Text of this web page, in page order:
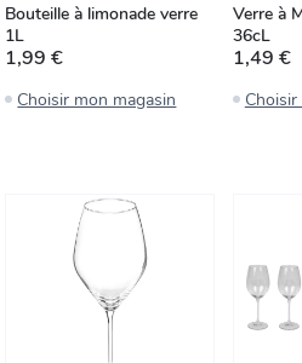
Bouteille à limonade verre
1L
1,99 €
Choisir mon magasin
Verre à
36cL
1,49 €